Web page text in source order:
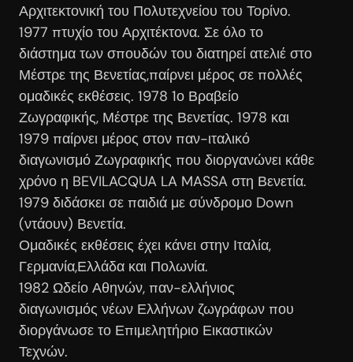
Αρχιτεκτονική του Πολυτεχνείου του Τορίνο.
1977 πτυχίο του Αρχιτέκτονα. Σε όλο το
διάστημα των σπουδών του διατηρεί ατελιέ στο
Μέστρε της Βενετίας,παίρνει μέρος σε πολλές
ομαδικές εκθέσεις. 1978 1ο Βραβείο
Ζωγραφικής, Μέστρε της Βενετίας. 1978 και
1979 παίρνει μέρος στον παν-ιταλικό
διαγωνισμό Ζωγραφικής που διοργανώνει κάθε
χρόνο η BEVILACQUA LA MASSA στη Βενετία.
1979 διδάσκει σε παιδιά με σύνδρομο Down
(ντάουν) Βενετία.
Ομαδικές εκθέσεις έχει κάνει στην Ιταλία,
Γερμανία,Ελλάδα και Πολωνία.
1982 Ωδείο Αθηνών, παν-ελλήνιος
διαγωνισμός νέων Ελλήνων ζωγράφων που
διοργάνωσε το Επιμελητήριο Εικαστικών
Τεχνών.